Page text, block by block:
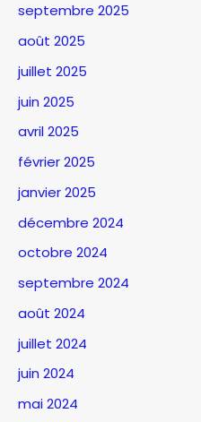
septembre 2025
août 2025
juillet 2025
juin 2025
avril 2025
février 2025
janvier 2025
décembre 2024
octobre 2024
septembre 2024
août 2024
juillet 2024
juin 2024
mai 2024